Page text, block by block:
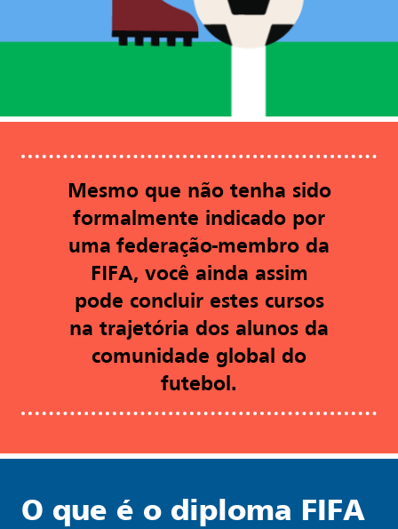
Mesmo que não tenha sido
formalmente indicado por
uma federação-membro da
FIFA, você ainda assim
pode concluir estes cursos
na trajetória dos alunos da
comunidade global do
futebol.
O que é o diploma FIFA